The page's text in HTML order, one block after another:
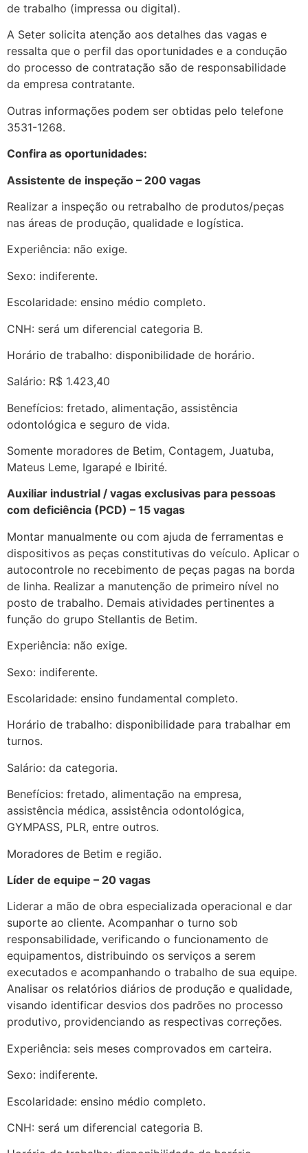
de trabalho (impressa ou digital).
A Seter solicita atenção aos detalhes das vagas e
ressalta que o perfil das oportunidades e a condução
do processo de contratação são de responsabilidade
da empresa contratante.
Outras informações podem ser obtidas pelo telefone
3531-1268.
Confira as oportunidades:
Assistente de inspeção – 200 vagas
Realizar a inspeção ou retrabalho de produtos/peças
nas áreas de produção, qualidade e logística.
Experiência: não exige.
Sexo: indiferente.
Escolaridade: ensino médio completo.
CNH: será um diferencial categoria B.
Horário de trabalho: disponibilidade de horário.
Salário: R$ 1.423,40
Benefícios: fretado, alimentação, assistência
odontológica e seguro de vida.
Somente moradores de Betim, Contagem, Juatuba,
Mateus Leme, Igarapé e Ibirité.
Auxiliar industrial / vagas exclusivas para pessoas
com deficiência (PCD) – 15 vagas
Montar manualmente ou com ajuda de ferramentas e
dispositivos as peças constitutivas do veículo. Aplicar o
autocontrole no recebimento de peças pagas na borda
de linha. Realizar a manutenção de primeiro nível no
posto de trabalho. Demais atividades pertinentes a
função do grupo Stellantis de Betim.
Experiência: não exige.
Sexo: indiferente.
Escolaridade: ensino fundamental completo.
Horário de trabalho: disponibilidade para trabalhar em
turnos.
Salário: da categoria.
Benefícios: fretado, alimentação na empresa,
assistência médica, assistência odontológica,
GYMPASS, PLR, entre outros.
Moradores de Betim e região.
Líder de equipe – 20 vagas
Liderar a mão de obra especializada operacional e dar
suporte ao cliente. Acompanhar o turno sob
responsabilidade, verificando o funcionamento de
equipamentos, distribuindo os serviços a serem
executados e acompanhando o trabalho de sua equipe.
Analisar os relatórios diários de produção e qualidade,
visando identificar desvios dos padrões no processo
produtivo, providenciando as respectivas correções.
Experiência: seis meses comprovados em carteira.
Sexo: indiferente.
Escolaridade: ensino médio completo.
CNH: será um diferencial categoria B.